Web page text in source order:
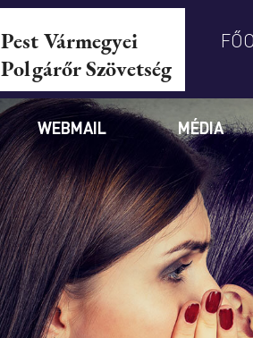
Pest Vármegyei
Polgárőr Szövetség
WEBMAIL MÉDIA